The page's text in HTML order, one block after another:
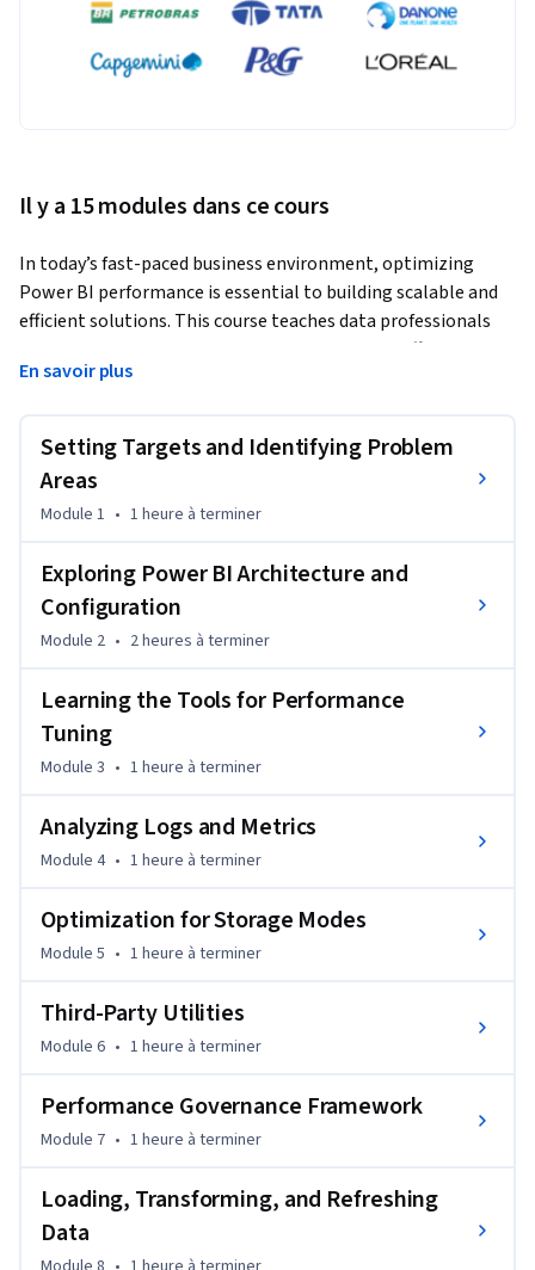
Il y a 15 modules dans ce cours
In today’s fast-paced business environment, optimizing
Power BI performance is essential to building scalable and
efficient solutions. This course teaches data professionals
practical techniques to enhance the speed and efficiency of
Power BI reports, empowering them to meet demanding
By diving deep into key topics such as data modeling, DAX,
and performance management, this course will help
learners overcome the common challenges of slow reports
actionable insights, equipping them to deliver high-speed,
optimized Power BI solutions in their organizations.
What sets this course apart is its blend of theory and real-
explanations and illustrative examples, learners will get
hands-on experience with the tools and practices required to
improve Power BI performance, ensuring they can apply
This course is designed for data analysts, BI developers, and
professionals who already have basic familiarity with Power
solutions and optimize performance, regardless of industry.
Practices, by Thomas LeBlanc and Bhavik Merchant.
En savoir plus
Setting Targets and Identifying Problem
Areas
Module 1 • 1 heure à terminer
Exploring Power BI Architecture and
Configuration
Module 2 • 2 heures à terminer
Learning the Tools for Performance
Tuning
Module 3 • 1 heure à terminer
Analyzing Logs and Metrics
Module 4 • 1 heure à terminer
Optimization for Storage Modes
Module 5 • 1 heure à terminer
Third-Party Utilities
Module 6 • 1 heure à terminer
Performance Governance Framework
Module 7 • 1 heure à terminer
Loading, Transforming, and Refreshing
Data